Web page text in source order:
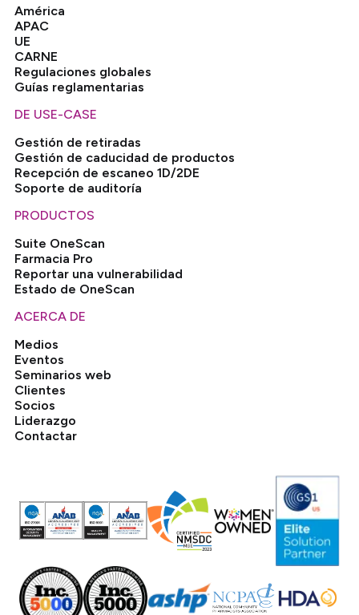
América
APAC
UE
CARNE
Regulaciones globales
Guías reglamentarias
DE USE-CASE
Gestión de retiradas
Gestión de caducidad de productos
Recepción de escaneo 1D/2DE
Soporte de auditoría
PRODUCTOS
Suite OneScan
Farmacia Pro
Reportar una vulnerabilidad
Estado de OneScan
ACERCA DE
Medios
Eventos
Seminarios web
Clientes
Socios
Liderazgo
Contactar